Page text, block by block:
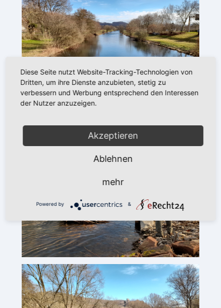
Diese Seite nutzt Website-Tracking-Technologien von
Dritten, um ihre Dienste anzubieten, stetig zu
verbessern und Werbung entsprechend den Interessen
der Nutzer anzuzeigen.
Akzeptieren
Ablehnen
mehr
Powered by &